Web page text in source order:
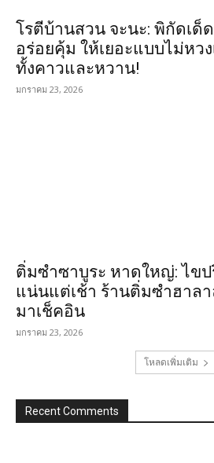
โรตีบ้านสวน จะนะ: พิกัดเด็
อร่อยคุ้ม ให้เยอะแบบไม่หว
ทั้งคาวและหวาน!
มกราคม 23, 2026
ติ่มซำซาบูระ หาดใหญ่: ไข
แน่นแต่เช้า ร้านติ่มซำฮาล
มาเช็คอิน
มกราคม 23, 2026
โหลดเพิ่มเติม
Recent Comments